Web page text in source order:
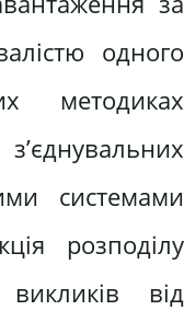
одного
методиках
системами
розподілу
викликів від